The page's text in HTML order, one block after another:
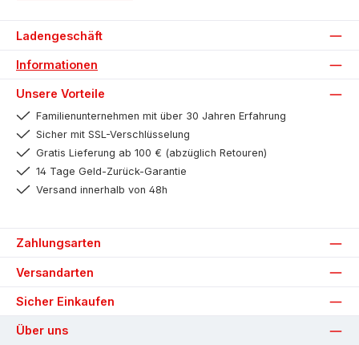
Ladengeschäft
Informationen
Unsere Vorteile
Familienunternehmen mit über 30 Jahren Erfahrung
Sicher mit SSL-Verschlüsselung
Gratis Lieferung ab 100 € (abzüglich Retouren)
14 Tage Geld-Zurück-Garantie
Versand innerhalb von 48h
Zahlungsarten
Versandarten
Sicher Einkaufen
Über uns